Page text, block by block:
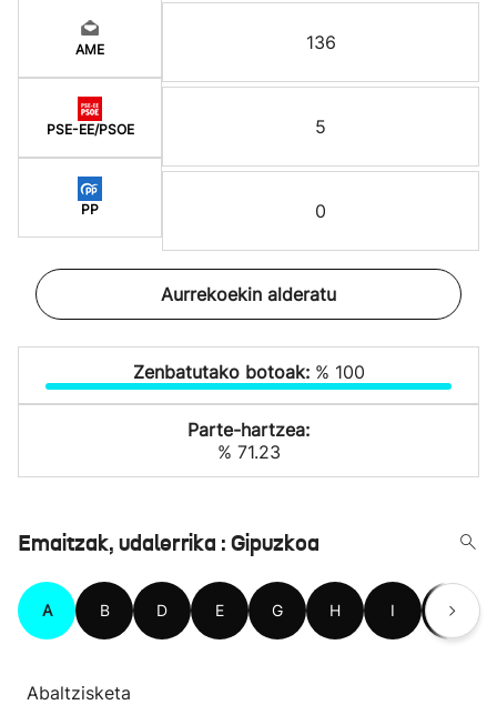
AME
PSE-EE/PSOE
PP
136
5
0
Aurrekoekin alderatu
Zenbatutako botoak: % 100
Parte-hartzea:
% 71.23
Emaitzak, udalerrika : Gipuzkoa
A B D E G H I L
Abaltzisketa